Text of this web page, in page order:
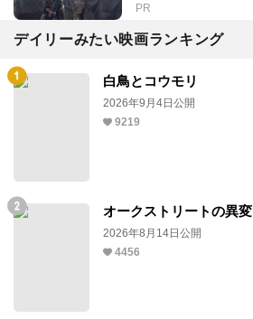
PR
デイリーみたい映画ランキング
白鳥とコウモリ
2026年9月4日公開
9219
オークストリートの異変
2026年8月14日公開
4456